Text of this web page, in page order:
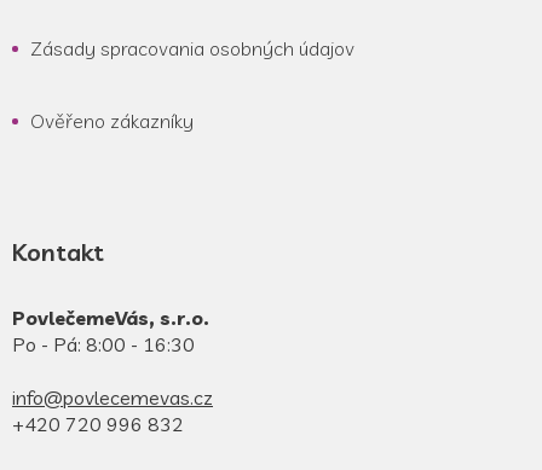
Zásady spracovania osobných údajov
Ověřeno zákazníky
Kontakt
PovlečemeVás, s.r.o.
Po - Pá: 8:00 - 16:30
info@povlecemevas.cz
+420 720 996 832